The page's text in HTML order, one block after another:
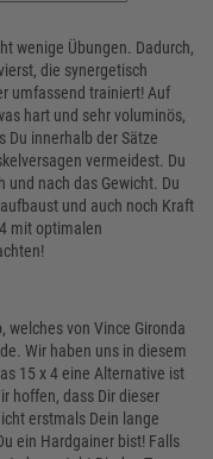
wenige Übungen. Dadurch,
die synergetisch
umfassend trainiert! Auf
hart und sehr voluminös,
Du innerhalb der Sätze
vermeidest. Du
nach das Gewicht. Du
und auch noch Kraft
mit optimalen
welches von Vince Gironda
Wir haben uns in diesem
15 x 4 eine Alternative ist
hoffen, dass Dir dieser
erstmals Dein lange
ein Hardgainer bist! Falls